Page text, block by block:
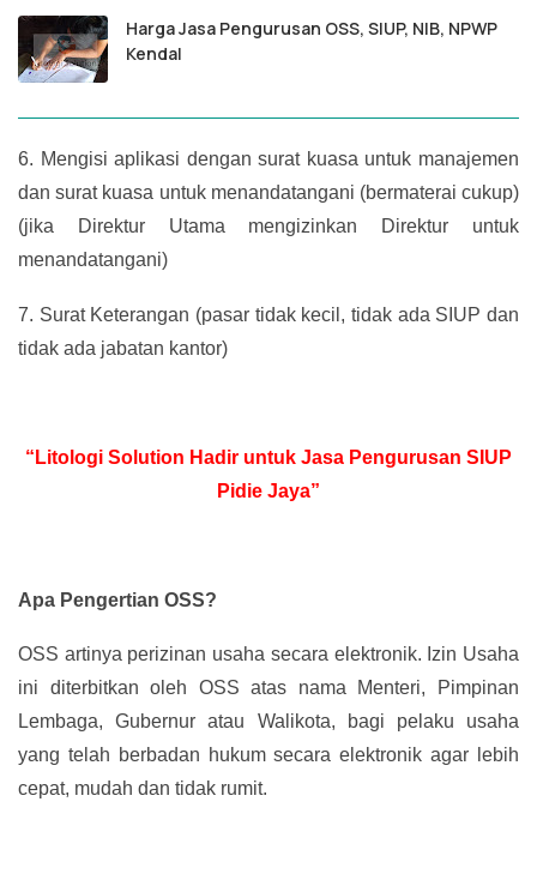
Harga Jasa Pengurusan OSS, SIUP, NIB, NPWP
Kendal
6. Mengisi aplikasi dengan surat kuasa untuk manajemen
dan surat kuasa untuk menandatangani (bermaterai cukup)
(jika Direktur Utama mengizinkan Direktur untuk
menandatangani)
7. Surat Keterangan (pasar tidak kecil, tidak ada SIUP dan
tidak ada jabatan kantor)
“Litologi Solution Hadir untuk Jasa Pengurusan SIUP
Pidie Jaya”
Apa Pengertian OSS?
OSS artinya perizinan usaha secara elektronik. Izin Usaha
ini diterbitkan oleh OSS atas nama Menteri, Pimpinan
Lembaga, Gubernur atau Walikota, bagi pelaku usaha
yang telah berbadan hukum secara elektronik agar lebih
cepat, mudah dan tidak rumit.